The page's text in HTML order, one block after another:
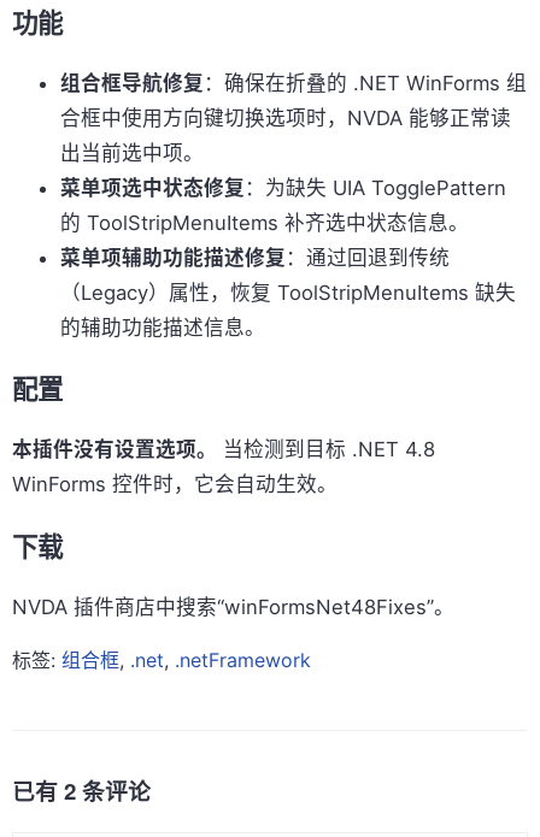
功能
组合框导航修复 ：确保在折叠的 .NET WinForms 组
合框中使用方向键切换选项时，NVDA 能够正常读
出当前选中项。
菜单项选中状态修复 ：为缺失 UIA TogglePattern
的 ToolStripMenuItems 补齐选中状态信息。
菜单项辅助功能描述修复 ：通过回退到传统
（Legacy）属性，恢复 ToolStripMenuItems 缺失
的辅助功能描述信息。
配置
本插件没有设置选项。
当检测到目标 .NET 4.8
WinForms 控件时，它会自动生效。
下载
NVDA 插件商店中搜索“winFormsNet48Fixes”。
标签: 组合框, .net, .netFramework
已有 2 条评论